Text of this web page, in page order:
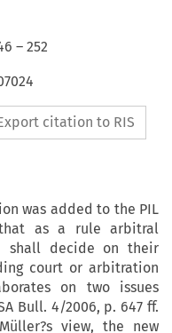
–252
citation to RIS
was added to the PIL
as a rule arbitral
shall decide on their
court or arbitration
on two issues
Bull. 4/2006, p. 647 ff.
view, the new